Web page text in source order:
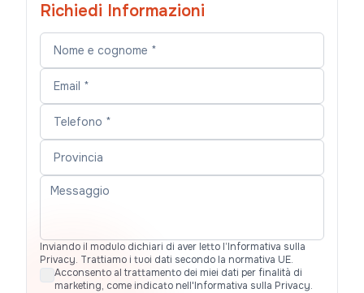
Richiedi Informazioni
Inviando il modulo dichiari di aver letto l’Informativa sulla
Privacy. Trattiamo i tuoi dati secondo la normativa UE.
Acconsento al trattamento dei miei dati per finalità di
marketing, come indicato nell'Informativa sulla Privacy.